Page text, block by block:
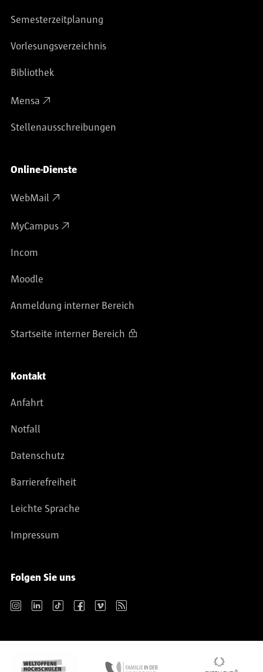
Semesterzeitplanung
Vorlesungsverzeichnis
Bibliothek
Mensa
Stellenausschreibungen
Online-Dienste
WebMail
MyCampus
Incom
Moodle
Anmeldung interner Bereich
Startseite interner Bereich
Kontakt
Anfahrt
Notfall
Datenschutz
Barrierefreiheit
Leichte Sprache
Impressum
Folgen Sie uns
Instagram LinkedIn TikTok Facebook Vimeo RSS